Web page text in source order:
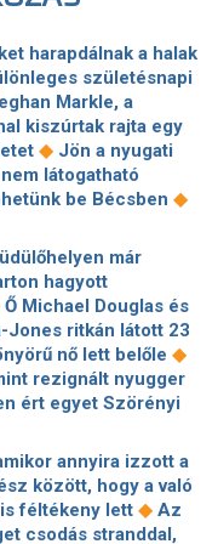
vízhozamát ◆
Örülhetünk,
hasonló minden
növekedést
mégis megijedtek
a Duna◆
a robotmobil testében
a Media Markt
a Debreceni
az energiaválság
súlyos lehet az
alapján a támadó
férhetett hozzá,
Az Alibaba bedobta
◆Életbe lépett az
új szakasza:
a felkészületlen
harapdálnak a halak
születésnapi
Markle, a
kiszúrtak rajta egy
◆ Jön a nyugati
látogatható
be Bécsben ◆
Nagydíjra
szépséges
a közös munka!
elbúcsúzott Az
◆ 4 csillagjegy,
legnagyobb
egy
őket ebben segíteni
konkrétan a
megnézni ◆
Azóta sem volt
már
hagyott
Ő Michael Douglas és
Jones ritkán látott 23
nő lett belőle ◆
rezignált nyugger
ért egyet Szörényi
be kell tartania, aki
akar randizni
Így
kis faluban talált
csillagjegynek
annyira izzott a
között, hogy a való
féltékeny lett ◆ Az
csodás stranddal,